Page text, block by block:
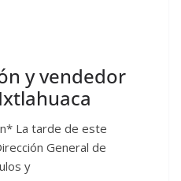
y vendedor
La tarde de este
General de
y